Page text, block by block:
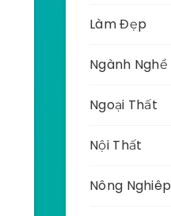
Làm Đẹp
Ngành Nghề
Ngoại Thất
Nội Thất
Nông Nghiêp